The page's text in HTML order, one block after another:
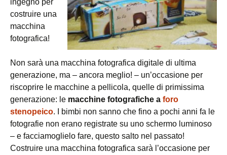
ingegno per
costruire una
macchina
fotografica!
Non sarà una macchina fotografica digitale di ultima
generazione, ma – ancora meglio! – un’occasione per
riscoprire le macchine a pellicola, quelle di primissima
generazione: le macchine fotografiche a foro
stenopeico. I bimbi non sanno che fino a pochi anni fa le
fotografie non erano registrate su uno schermo luminoso
– e facciamoglielo fare, questo salto nel passato!
Costruire una macchina fotografica sarà l’occasione per